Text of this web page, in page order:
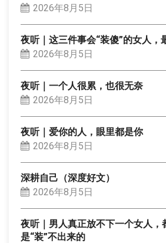
2026年8月5日
夜听｜这三件事会“装傻”的女人，
2026年8月5日
夜听｜一个人很累，也很无奈
2026年8月5日
夜听｜爱你的人，眼里都是你
2026年8月5日
深耕自己（深度好文）
2026年8月5日
夜听｜男人真正放不下一个女人，
是“装”不出来的